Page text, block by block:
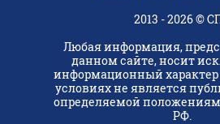
2013 - 2026 ©
Любая информация,
данном сайте, носит
информационный
условиях не является
определяемой
РФ.